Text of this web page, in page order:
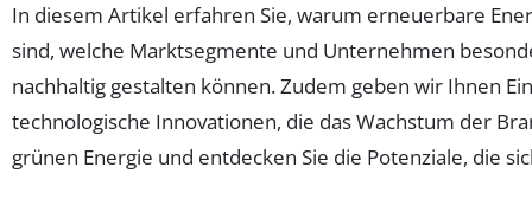
In diesem Artikel erfahren Sie, warum erneuerbare
sind, welche Marktsegmente und Unternehmen
nachhaltig gestalten können. Zudem geben wir Ihnen
technologische Innovationen, die das Wachstum der
grünen Energie und entdecken Sie die Potenziale, die